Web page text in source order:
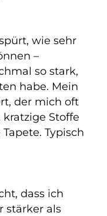
wie sehr
–
so stark,
habe. Mein
der mich oft
Stoffe
Typisch
dass ich
stärker als